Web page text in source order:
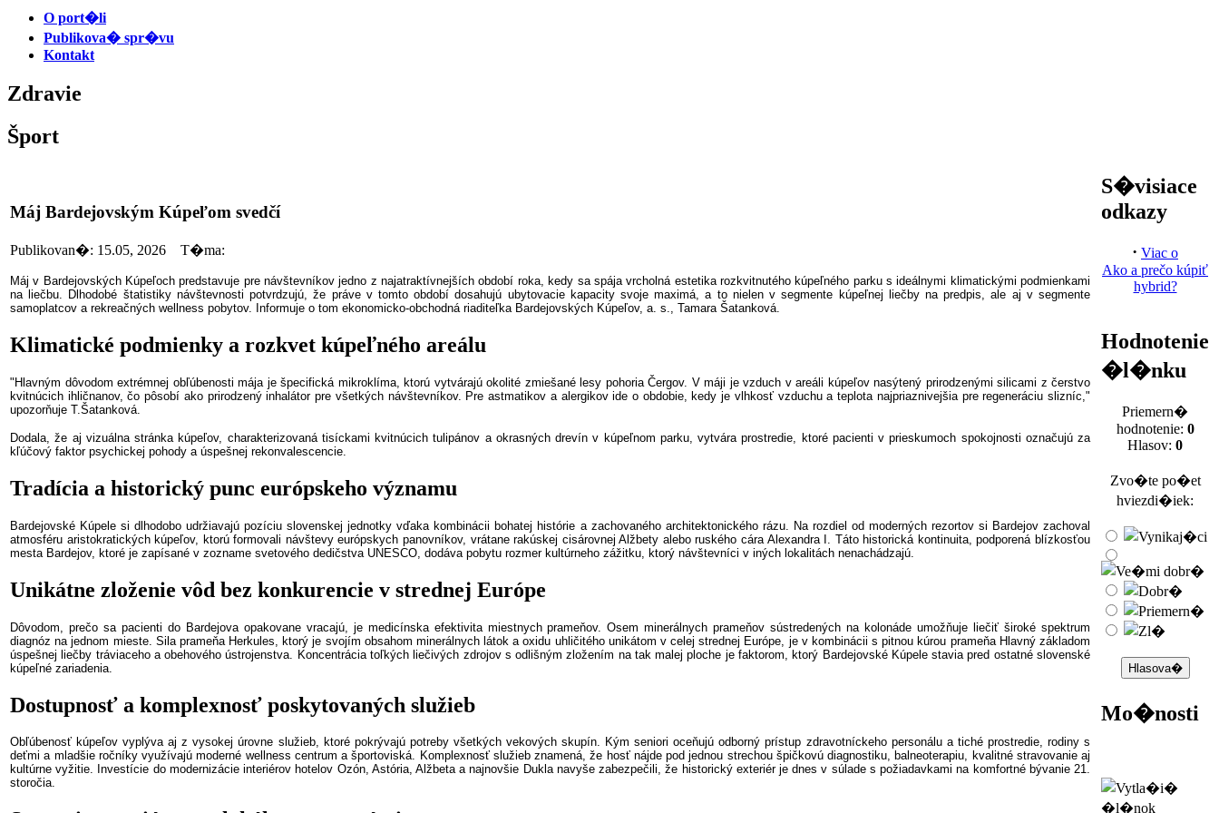
O port�li
Publikova� spr�vu
Kontakt
Zdravie
Šport
Máj Bardejovským Kúpeľom svedčí
Publikovan�: 15.05, 2026 T�ma:
Máj v Bardejovských Kúpeľoch predstavuje pre návštevníkov jedno z najatraktívnejších období roka, kedy sa spája vrcholná estetika rozkvitnutého kúpeľného parku s ideálnymi klimatickými podmienkami
na liečbu. Dlhodobé štatistiky návštevnosti potvrdzujú, že práve v tomto období dosahujú ubytovacie kapacity svoje maximá, a to nielen v segmente kúpeľnej liečby na predpis, ale aj v segmente
samoplatcov a rekreačných wellness pobytov. Informuje o tom ekonomicko-obchodná riaditeľka Bardejovských Kúpeľov, a. s., Tamara Šatanková.
Klimatické podmienky a rozkvet kúpeľného areálu
"Hlavným dôvodom extrémnej obľúbenosti mája je špecifická mikroklíma, ktorú vytvárajú okolité zmiešané lesy pohoria Čergov. V máji je vzduch v areáli kúpeľov nasýtený prirodzenými silicami z čerstvo
kvitnúcich ihličnanov, čo pôsobí ako prirodzený inhalátor pre všetkých návštevníkov. Pre astmatikov a alergikov ide o obdobie, kedy je vlhkosť vzduchu a teplota najpriaznivejšia pre regeneráciu slizníc,"
upozorňuje T.Šatanková.
Dodala, že aj vizuálna stránka kúpeľov, charakterizovaná tisíckami kvitnúcich tulipánov a okrasných drevín v kúpeľnom parku, vytvára prostredie, ktoré pacienti v prieskumoch spokojnosti označujú za
kľúčový faktor psychickej pohody a úspešnej rekonvalescencie.
Tradícia a historický punc európskeho významu
Bardejovské Kúpele si dlhodobo udržiavajú pozíciu slovenskej jednotky vďaka kombinácii bohatej histórie a zachovaného architektonického rázu. Na rozdiel od moderných rezortov si Bardejov zachoval
atmosféru aristokratických kúpeľov, ktorú formovali návštevy európskych panovníkov, vrátane rakúskej cisárovnej Alžbety alebo ruského cára Alexandra I. Táto historická kontinuita, podporená blízkosťou
mesta Bardejov, ktoré je zapísané v zozname svetového dedičstva UNESCO, dodáva pobytu rozmer kultúrneho zážitku, ktorý návštevníci v iných lokalitách nenachádzajú.
Unikátne zloženie vôd bez konkurencie v strednej Európe
Dôvodom, prečo sa pacienti do Bardejova opakovane vracajú, je medicínska efektivita miestnych prameňov. Osem minerálnych prameňov sústredených na kolonáde umožňuje liečiť široké spektrum
diagnóz na jednom mieste. Sila prameňa Herkules, ktorý je svojím obsahom minerálnych látok a oxidu uhličitého unikátom v celej strednej Európe, je v kombinácii s pitnou kúrou prameňa Hlavný základom
úspešnej liečby tráviaceho a obehového ústrojenstva. Koncentrácia toľkých liečivých zdrojov s odlišným zložením na tak malej ploche je faktorom, ktorý Bardejovské Kúpele stavia pred ostatné slovenské
kúpeľné zariadenia.
Dostupnosť a komplexnosť poskytovaných služieb
Obľúbenosť kúpeľov vyplýva aj z vysokej úrovne služieb, ktoré pokrývajú potreby všetkých vekových skupín. Kým seniori oceňujú odborný prístup zdravotníckeho personálu a tiché prostredie, rodiny s
deťmi a mladšie ročníky využívajú moderné wellness centrum a športoviská. Komplexnosť služieb znamená, že hosť nájde pod jednou strechou špičkovú diagnostiku, balneoterapiu, kvalitné stravovanie aj
kultúrne vyžitie. Investície do modernizácie interiérov hotelov Ozón, Astória, Alžbeta a najnovšie Dukla navyše zabezpečili, že historický exteriér je dnes v súlade s požiadavkami na komfortné bývanie 21.
storočia.
S�visiace
odkazy
· Viac o
Ako a prečo kúpiť
hybrid?
Hodnotenie
�l�nku
Priemern�
hodnotenie: 0
Hlasov: 0
Zvo�te po�et
hviezdi�iek:
Mo�nosti